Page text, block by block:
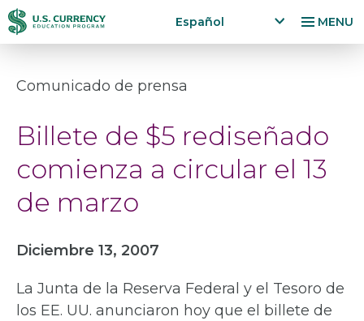
Pasar
al
principal
Accessibility
Statement
MENU
Español
x
la
n
g
u
n
u
Comunicado de prensa
Billete de $5 rediseñado
comienza a circular el 13
de marzo
Diciembre 13, 2007
La Junta de la Reserva Federal y el Tesoro de
los EE. UU. anunciaron hoy que el billete de